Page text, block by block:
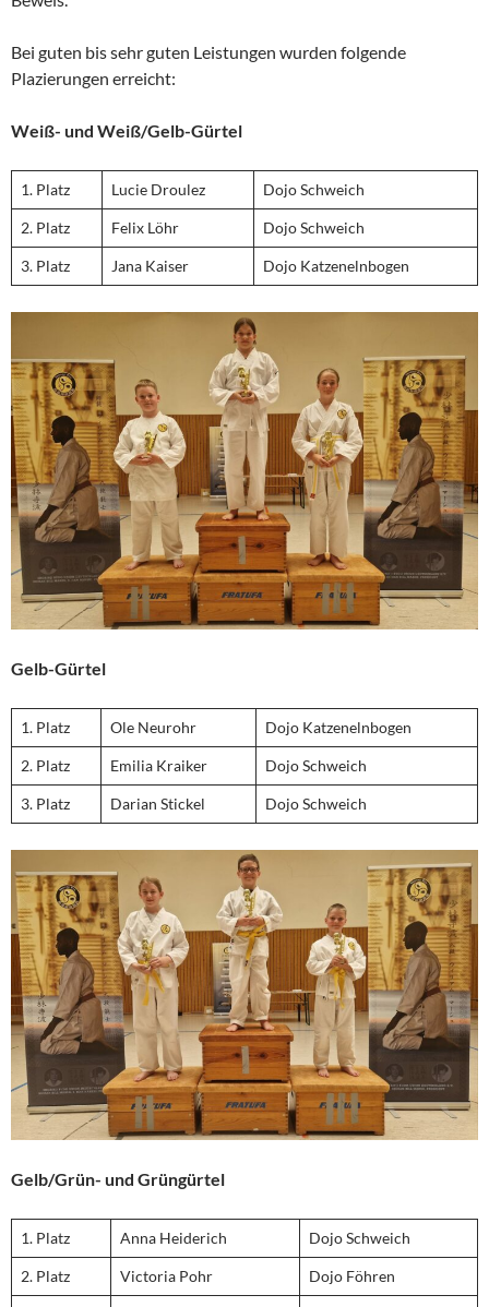
Bei guten bis sehr guten Leistungen wurden folgende
Plazierungen erreicht:
Weiß- und Weiß/Gelb-Gürtel
1. Platz Lucie Droulez Dojo Schweich
2. Platz Felix Löhr Dojo Schweich
3. Platz Jana Kaiser Dojo Katzenelnbogen
Gelb-Gürtel
1. Platz Ole Neurohr Dojo Katzenelnbogen
2. Platz Emilia Kraiker Dojo Schweich
3. Platz Darian Stickel Dojo Schweich
Gelb/Grün- und Grüngürtel
1. Platz Anna Heiderich Dojo Schweich
2. Platz Victoria Pohr Dojo Föhren